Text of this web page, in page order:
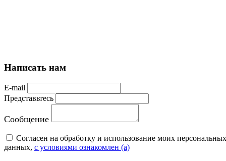
Написать нам
E-mail
Представьтесь
Сообщение
Cогласен на обработку и использование моих персональных
данных, с условиями ознакомлен (а)